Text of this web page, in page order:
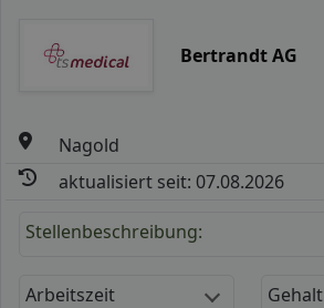
Bertrandt AG
Nagold
aktualisiert seit: 07.08.2026
Stellenbeschreibung:
Arbeitszeit Gehalt